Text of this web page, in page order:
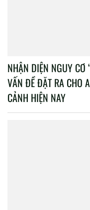
NHẬN DIỆN NGUY CƠ
VẤN ĐỀ ĐẶT RA CHO
CẢNH HIỆN NAY